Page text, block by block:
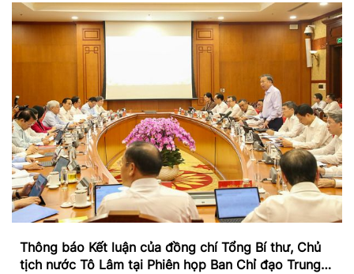
Thông báo Kết luận của đồng chí Tổng Bí thư, Chủ
tịch nước Tô Lâm tại Phiên họp Ban Chỉ đạo Trung